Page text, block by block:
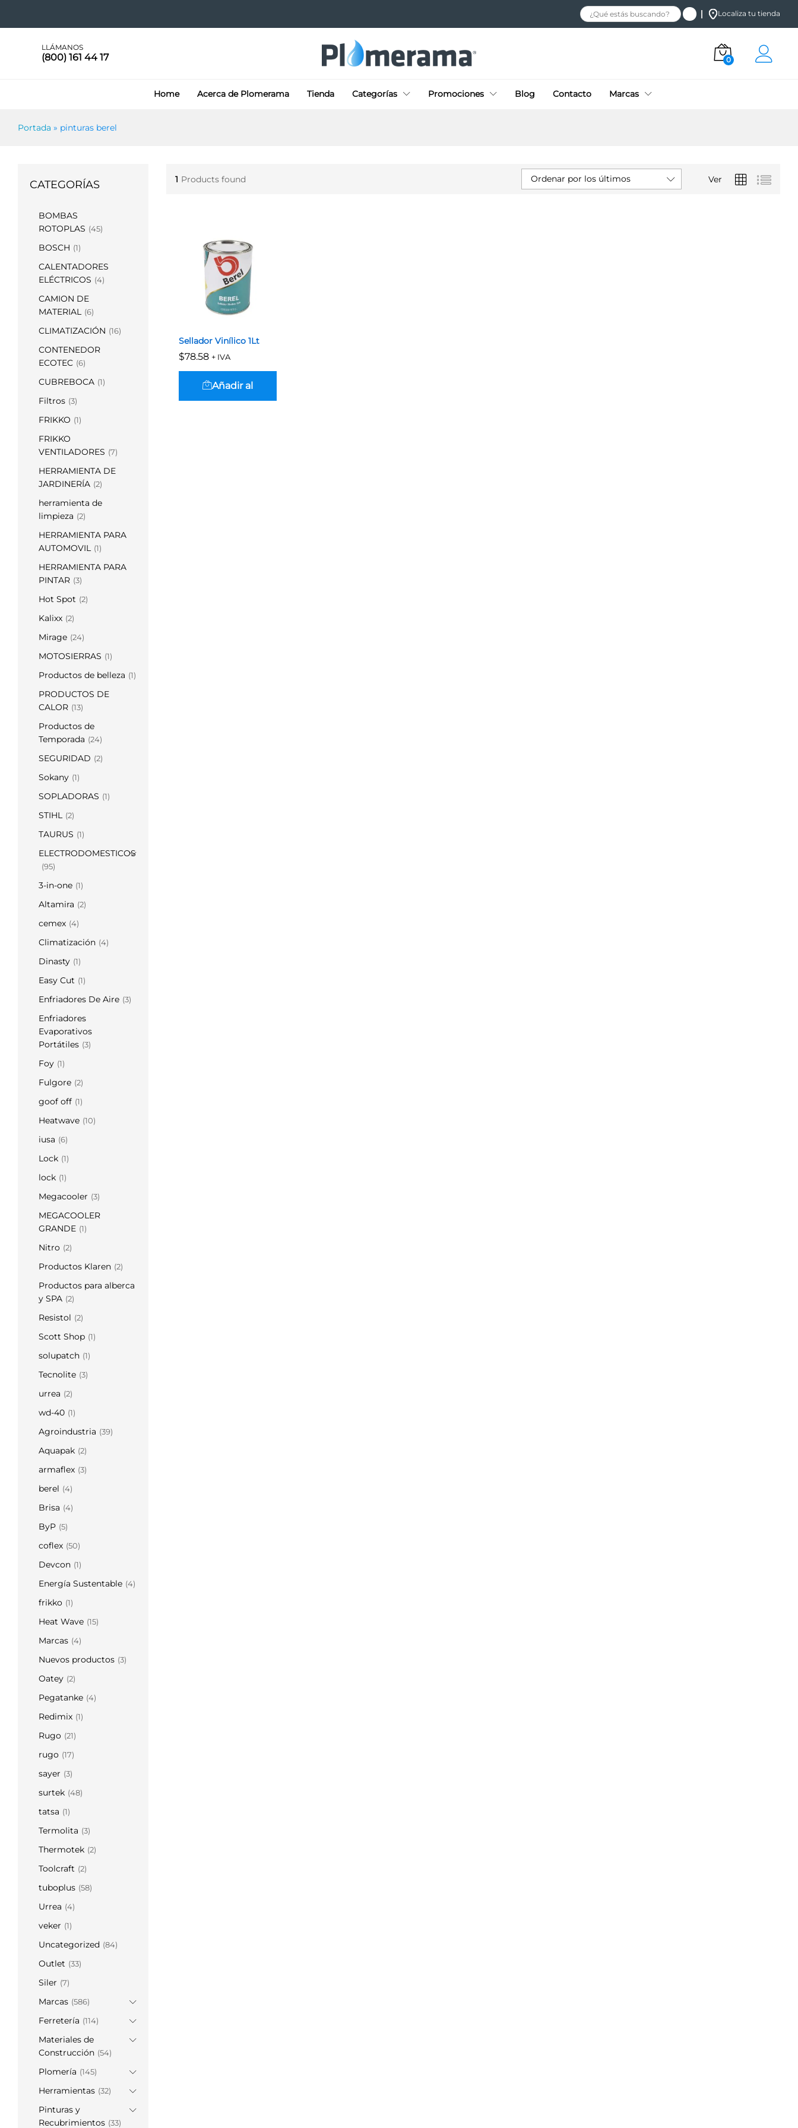
Localiza tu tienda
LLÁMANOS
(800) 161 44 17 0
Home Acerca de Plomerama Tienda Categorías Promociones Blog Contacto Marcas
Portada » pinturas berel
1 Products found Ver
Ordenar por los últimos
Sellador Vinílico 1Lt
$78.58 + IVA
$78.58
Añadir al
CATEGORÍAS
BOMBAS
ROTOPLAS (45)
BOSCH (1)
CALENTADORES
ELÉCTRICOS (4)
CAMION DE
MATERIAL (6)
CLIMATIZACIÓN (16)
CONTENEDOR
ECOTEC (6)
CUBREBOCA (1)
Filtros (3)
FRIKKO (1)
FRIKKO
VENTILADORES (7)
HERRAMIENTA DE
JARDINERÍA (2)
herramienta de
limpieza (2)
HERRAMIENTA PARA
AUTOMOVIL (1)
HERRAMIENTA PARA
PINTAR (3)
Hot Spot (2)
Kalixx (2)
Mirage (24)
MOTOSIERRAS (1)
Productos de belleza (1)
PRODUCTOS DE
CALOR (13)
Productos de
Temporada (24)
SEGURIDAD (2)
Sokany (1)
SOPLADORAS (1)
STIHL (2)
TAURUS (1)
ELECTRODOMESTICOS
(95)
3-in-one (1)
Altamira (2)
cemex (4)
Climatización (4)
Dinasty (1)
Easy Cut (1)
Enfriadores De Aire (3)
Enfriadores
Evaporativos
Portátiles (3)
Foy (1)
Fulgore (2)
goof off (1)
Heatwave (10)
iusa (6)
Lock (1)
lock (1)
Megacooler (3)
MEGACOOLER
GRANDE (1)
Nitro (2)
Productos Klaren (2)
Productos para alberca
y SPA (2)
Resistol (2)
Scott Shop (1)
solupatch (1)
Tecnolite (3)
urrea (2)
wd-40 (1)
Agroindustria (39)
Aquapak (2)
armaflex (3)
berel (4)
Brisa (4)
ByP (5)
coflex (50)
Devcon (1)
Energía Sustentable (4)
frikko (1)
Heat Wave (15)
Marcas (4)
Nuevos productos (3)
Oatey (2)
Pegatanke (4)
Redimix (1)
Rugo (21)
rugo (17)
sayer (3)
surtek (48)
tatsa (1)
Termolita (3)
Thermotek (2)
Toolcraft (2)
tuboplus (58)
Urrea (4)
veker (1)
Uncategorized (84)
Outlet (33)
Siler (7)
Marcas (586)
Ferretería (114)
Materiales de
Construcción (54)
Plomería (145)
Herramientas (32)
Pinturas y
Recubrimientos (33)